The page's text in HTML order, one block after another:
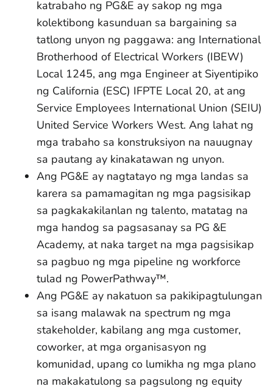
katrabaho ng PG&E ay sakop ng mga
kolektibong kasunduan sa bargaining sa
tatlong unyon ng paggawa: ang International
Brotherhood of Electrical Workers (IBEW)
Local 1245, ang mga Engineer at Siyentipiko
ng California (ESC) IFPTE Local 20, at ang
Service Employees International Union (SEIU)
United Service Workers West. Ang lahat ng
mga trabaho sa konstruksiyon na nauugnay
sa pautang ay kinakatawan ng unyon.
Ang PG&E ay nagtatayo ng mga landas sa
karera sa pamamagitan ng mga pagsisikap
sa pagkakakilanlan ng talento, matatag na
mga handog sa pagsasanay sa PG &E
Academy, at naka target na mga pagsisikap
sa pagbuo ng mga pipeline ng workforce
tulad ng PowerPathway™.
Ang PG&E ay nakatuon sa pakikipagtulungan
sa isang malawak na spectrum ng mga
stakeholder, kabilang ang mga customer,
coworker, at mga organisasyon ng
komunidad, upang co lumikha ng mga plano
na makakatulong sa pagsulong ng equity